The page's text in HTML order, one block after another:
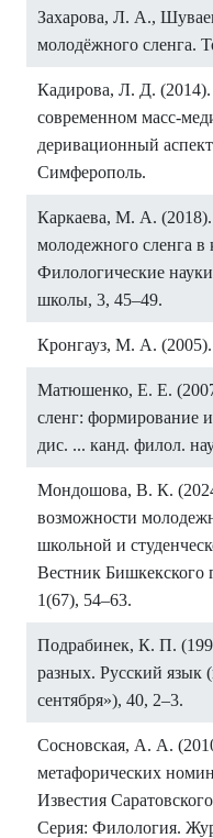
Захарова, Л. А.,
молодёжного сленга.
Кадирова, Л. Д.
современном масс-
деривационный
Симферополь.
Каркаева, М. А.
молодежного сленга в
Филологические
школы, 3, 45–49.
Кронгауз, М. А.
Матюшенко, Е. Е.
сленг: формирование
дис. ... канд. филол.
Мондошова, В. К.
возможности
школьной и
Вестник Бишкекского
1(67), 54–63.
Подрабинек, К. П.
разных. Русский язык
сентября»), 40, 2–3.
Сосновская, А. А.
метафорических
Известия
Серия: Филология.